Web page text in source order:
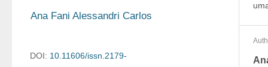
Ana Fani Alessandri Carlos
DOI: 10.11606/issn.2179-